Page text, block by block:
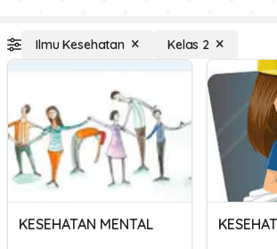
Ilmu Kesehatan Kelas 2
KESEHATAN MENTAL